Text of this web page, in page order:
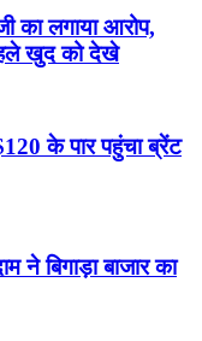
का लगाया आरोप,
खुद को देखे
के पार पहुंचा ब्रेंट
बिगाड़ा बाजार का